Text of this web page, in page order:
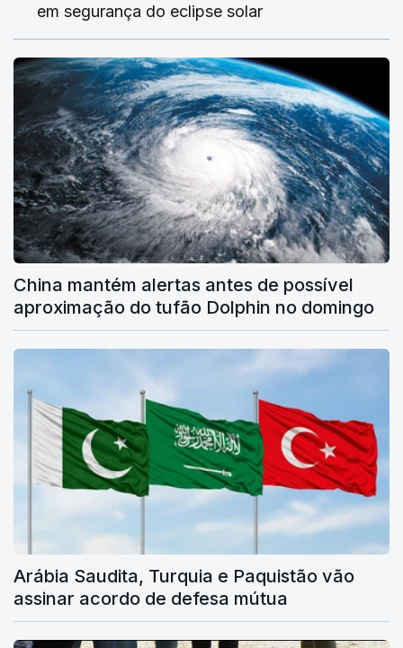
em segurança do eclipse solar
China mantém alertas antes de possível
aproximação do tufão Dolphin no domingo
Arábia Saudita, Turquia e Paquistão vão
assinar acordo de defesa mútua